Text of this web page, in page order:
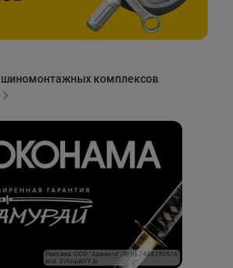
шиномонтажных комплексов
Реклама. ООО "Адвента". ИНН 7448150516
erid: 2VtzqubYYJp